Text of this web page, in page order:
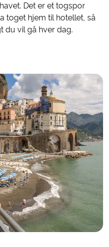
Det er et togspor
toget hjem til hotellet, så
du vil gå hver dag.